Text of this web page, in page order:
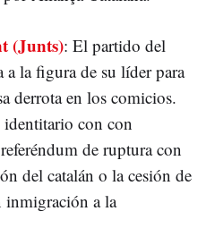
(Junts): El partido del
a la figura de su líder para
derrota en los comicios.
identitario con con
de ruptura con
del catalán o la cesión de
inmigración a la